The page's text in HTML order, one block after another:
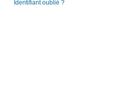
Identifiant oublié ?